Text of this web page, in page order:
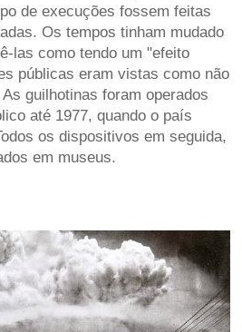
de execuções fossem feitas
Os tempos tinham mudado
las como tendo um "efeito
públicas eram vistas como não
guilhotinas foram operados
até 1977, quando o país
os dispositivos em seguida,
em museus.